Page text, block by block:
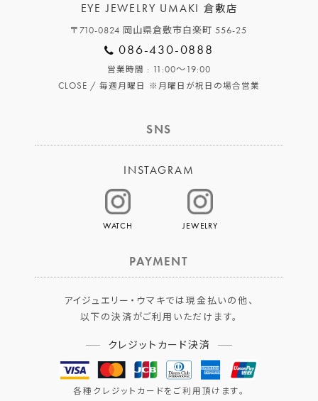
EYE JEWELRY UMAKI 倉敷店
〒710-0824 岡山県倉敷市白楽町 556-25
086-430-0888
営業時間 : 11:00～19:00
CLOSE /毎週月曜日 ※月曜日が祝日の場合営業
SNS
INSTAGRAM
WATCH JEWELRY
PAYMENT
アイジュエリー・ウマキでは現金払いの他、
以下の決済がご利用いただけます。
クレジットカード決済
各種クレジットカードをご利用頂けます。